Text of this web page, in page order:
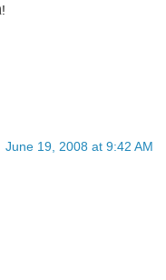
June 19, 2008 at 9:42 AM